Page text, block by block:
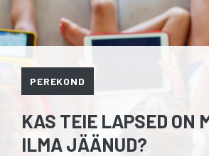
PEREKOND
KAS TEIE LAPSED ON
ILMA JÄÄNUD?